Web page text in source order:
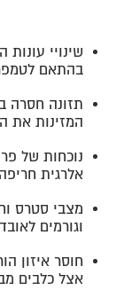
שינויי
בהתאם
תזונה חסרה
המזינות את
נוכחות של
אלרגית
מצבי סטרס
וגורמים
חוסר איזון
אצל כלבים